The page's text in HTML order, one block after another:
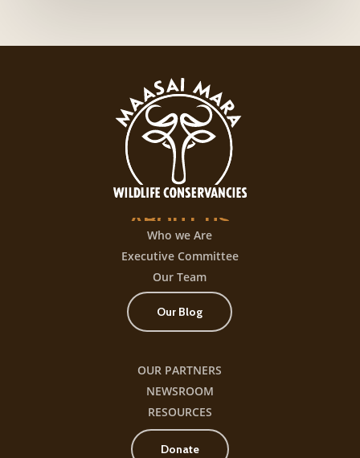
una
ABOUT US
Who we Are
Executive Committee
Our Team
Our Blog
OUR PARTNERS
NEWSROOM
RESOURCES
Donate